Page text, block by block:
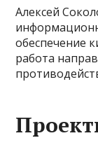
Алексей
обеспечение
работа